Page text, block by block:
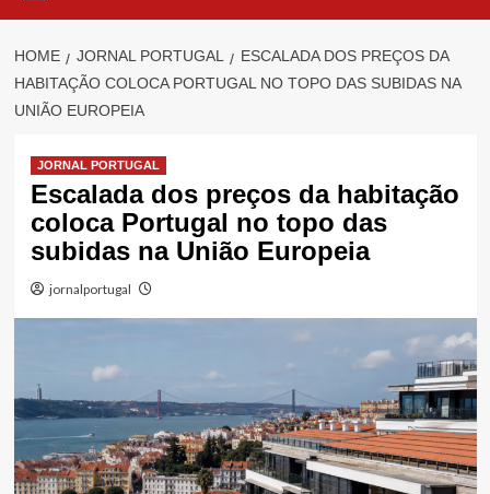
HOME JORNAL PORTUGAL
ESCALADA DOS PREÇOS DA
HABITAÇÃO COLOCA PORTUGAL NO TOPO DAS SUBIDAS NA
UNIÃO EUROPEIA
JORNAL PORTUGAL
Escalada dos preços da habitação
coloca Portugal no topo das
subidas na União Europeia
jornalportugal